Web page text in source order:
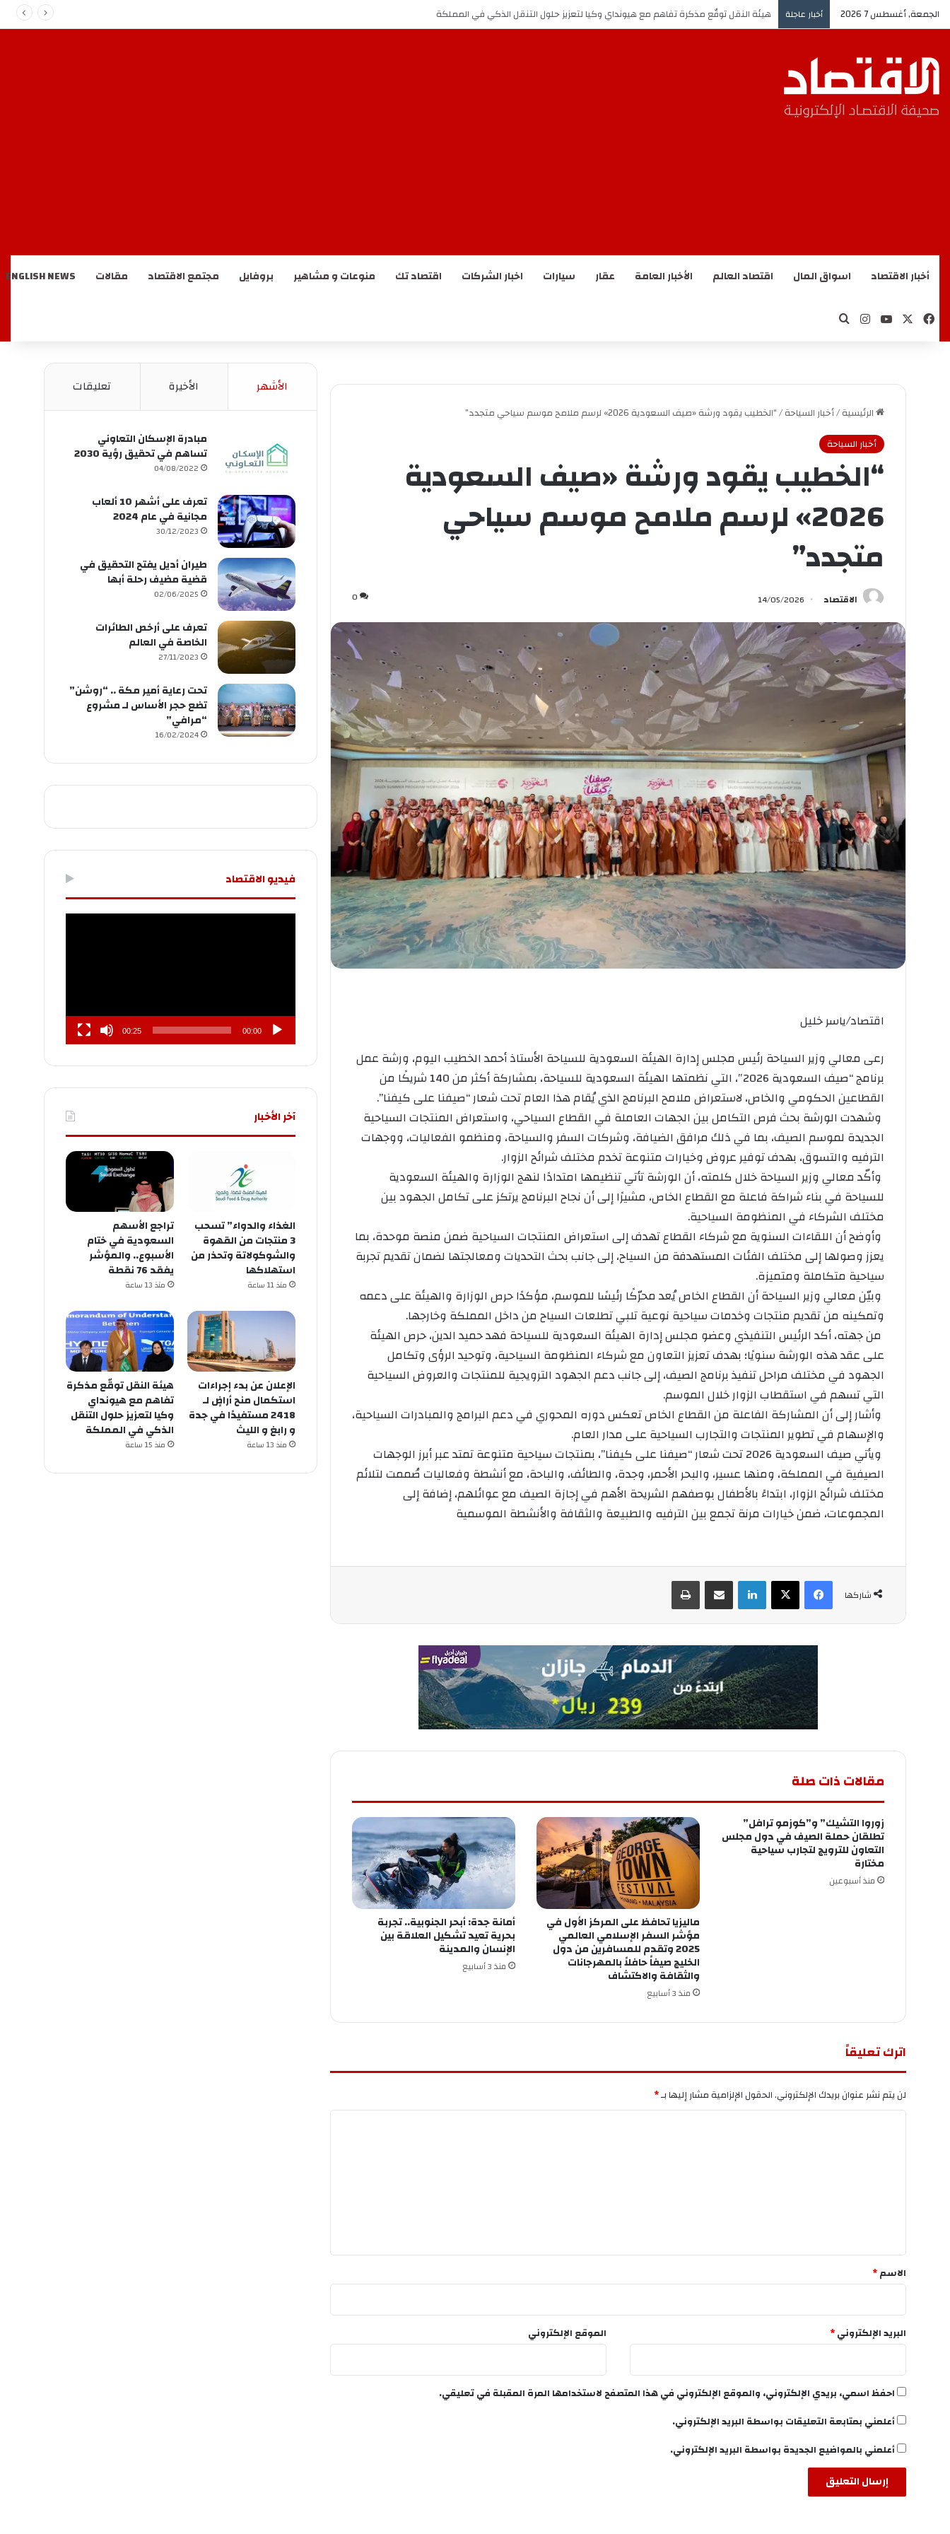
الجمعة, أغسطس 7 2026 أخبار عاجلة هيئة النقل توقّع مذكرة تفاهم مع هيونداي وكيا لتعزيز حلول التنقل الذكي في المملكة
أخبار الاقتصاد اسواق المال اقتصاد العالم الأخبار العامة عقار سيارات اخبار الشركات اقتصاد تك منوعات و مشاهير بروفايل مجتمع الاقتصاد مقالات ENGLISH NEWS
فيسبوك ‫YouTubeانستقرام
الرئيسية/أخبار السياحة/“الخطيب يقود ورشة «صيف السعودية 2026» لرسم ملامح موسم سياحي متجدد”
أخبار السياحة
“الخطيب يقود ورشة «صيف السعودية
2026» لرسم ملامح موسم سياحي
متجدد”
الاقتصاد 14/05/2026
0
اقتصاد/ياسر خليل
رعى معالي وزير السياحة رئيس مجلس إدارة الهيئة السعودية للسياحة الأستاذ أحمد الخطيب اليوم، ورشة عمل
برنامج “صيف السعودية 2026″، التي نظمتها الهيئة السعودية للسياحة، بمشاركة أكثر من 140 شريكًا من
القطاعين الحكومي والخاص، لاستعراض ملامح البرنامج الذي يُقام هذا العام تحت شعار “صيفنا على كيفنا”.
‎ وشهدت الورشة بحث فرص التكامل بين الجهات العاملة في القطاع السياحي، واستعراض المنتجات السياحية
الجديدة لموسم الصيف، بما في ذلك مرافق الضيافة، وشركات السفر والسياحة، ومنظمو الفعاليات، ووجهات
الترفيه والتسوق، بهدف توفير عروض وخيارات متنوعة تخدم مختلف شرائح الزوار.
‎ وأكّد معالي وزير السياحة خلال كلمته، أن الورشة تأتي تنظيمها امتدادًا لنهج الوزارة والهيئة السعودية
للسياحة في بناء شراكة فاعلة مع القطاع الخاص، مشيرًا إلى أن نجاح البرنامج يرتكز على تكامل الجهود بين
مختلف الشركاء في المنظومة السياحية.
‎ وأوضح أن اللقاءات السنوية مع شركاء القطاع تهدف إلى استعراض المنتجات السياحية ضمن منصة موحدة، بما
يعزز وصولها إلى مختلف الفئات المستهدفة من السياح، إلى جانب بحث التحديات ومعالجتها لضمان تقديم تجربة
سياحية متكاملة ومتميزة.
‎ وبيّن معالي وزير السياحة أن القطاع الخاص يُعد محرّكًا رئيسًا للموسم، مؤكدًا حرص الوزارة والهيئة على دعمه
وتمكينه من تقديم منتجات وخدمات سياحية نوعية تلبي تطلعات السياح من داخل المملكة وخارجها.
‎ من جهته، أكد الرئيس التنفيذي وعضو مجلس إدارة الهيئة السعودية للسياحة فهد حميد الدين، حرص الهيئة
على عقد هذه الورشة سنويًا؛ بهدف تعزيز التعاون مع شركاء المنظومة السياحية، وتوحيد الرؤى وتكامل
الجهود في مختلف مراحل تنفيذ برنامج الصيف، إلى جانب دعم الجهود الترويجية للمنتجات والعروض السياحية
التي تسهم في استقطاب الزوار خلال الموسم.
‎ وأشار إلى أن المشاركة الفاعلة من القطاع الخاص تعكس دوره المحوري في دعم البرامج والمبادرات السياحية،
والإسهام في تطوير المنتجات والتجارب السياحية على مدار العام.
‎ ويأتي صيف السعودية 2026 تحت شعار “صيفنا على كيفنا”، بمنتجات سياحية متنوعة تمتد عبر أبرز الوجهات
الصيفية في المملكة، ومنها عسير، والبحر الأحمر، وجدة، والطائف، والباحة، مع أنشطة وفعاليات صُممت لتلائم
مختلف شرائح الزوار، ابتداءً بالأطفال بوصفهم الشريحة الأهم في إجازة الصيف مع عوائلهم، إضافة إلى
المجموعات، ضمن خيارات مرنة تجمع بين الترفيه والطبيعة والثقافة والأنشطة الموسمية
شاركها
فيسبوك لينكدإن
مقالات ذات صلة
زوروا التشيك” و”كوزمو ترافل”
تطلقان حملة الصيف في دول مجلس
التعاون للترويج لتجارب سياحية
مختارة
منذ أسبوعين
ماليزيا تحافظ على المركز الأول في
مؤشر السفر الإسلامي العالمي
2025 وتقدم للمسافرين من دول
الخليج صيفاً حافلاً بالمهرجانات
والثقافة والاكتشاف
منذ 3 أسابيع
أمانة جدة: أبحر الجنوبية.. تجربة
بحرية تعيد تشكيل العلاقة بين
الإنسان والمدينة
منذ 3 أسابيع
اترك تعليقاً
لن يتم نشر عنوان بريدك الإلكتروني.الحقول الإلزامية مشار إليها بـ*
*
الاسم*
البريد الإلكتروني* الموقع الإلكتروني
احفظ اسمي، بريدي الإلكتروني، والموقع الإلكتروني في هذا المتصفح لاستخدامها المرة المقبلة في تعليقي.
أعلمني بمتابعة التعليقات بواسطة البريد الإلكتروني.
أعلمني بالمواضيع الجديدة بواسطة البريد الإلكتروني.
الأشهر الأخيرة تعليقات
مبادرة الإسكان التعاوني
تساهم في تحقيق رؤية 2030
04/08/2022
تعرف على أشهر 10 ألعاب
مجانية في عام 2024
30/12/2023
طيران أديل يفتح التحقيق في
قضية مضيف رحلة أبها
02/06/2025
تعرف على أرخص الطائرات
الخاصة في العالم
27/11/2023
تحت رعاية أمير مكة .. “روشن”
تضع حجر الأساس لـ مشروع
“مرافي”
16/02/2024
فيديو الاقتصاد
00:00
00:25
آخر الأخبار
الغذاء والدواء” تسحب
3 منتجات من القهوة
والشوكولاتة وتحذر من
استهلاكها
منذ 11 ساعة
تراجع الأسهم
السعودية في ختام
الأسبوع.. والمؤشر
يفقد 76 نقطة
منذ 13 ساعة
الإعلان عن ‏بدء إجراءات
استكمال منح أراضٍ لـ
و ⁧‫رابغ‬⁩ و ⁧‫الليث‬⁩
منذ 13 ساعة
هيئة النقل توقّع مذكرة
تفاهم مع هيونداي
وكيا لتعزيز حلول التنقل
الذكي في المملكة
منذ 15 ساعة